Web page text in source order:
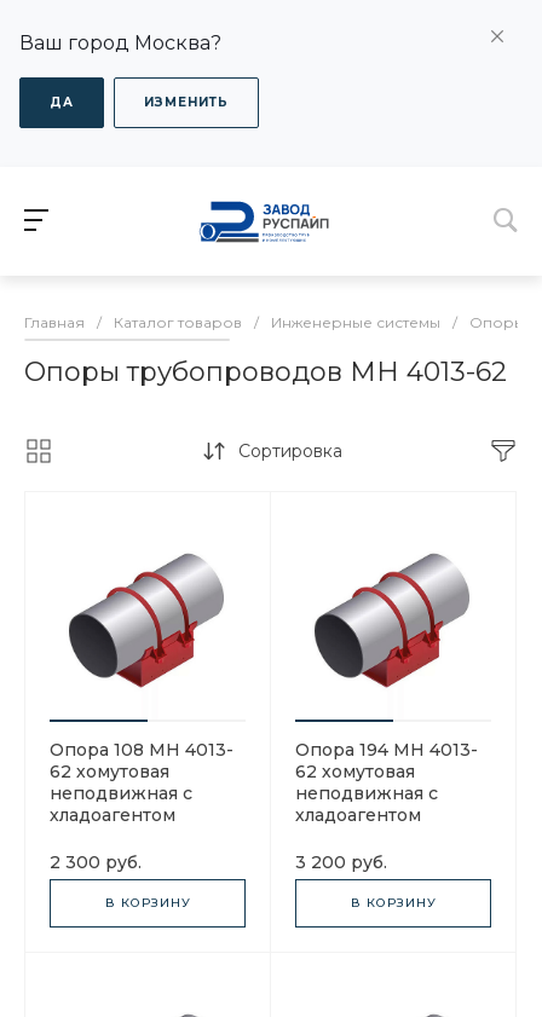
Ваш город Москва?
ДА ИЗМЕНИТЬ
Главная / Каталог товаров / Инженерные системы / Опоры
Опоры трубопроводов МН 4013-62
Сортировка
Опора 108 МН 4013-
62 хомутовая
неподвижная с
хладоагентом
2 300 руб.
В КОРЗИНУ
Опора 194 МН 4013-
62 хомутовая
неподвижная с
хладоагентом
3 200 руб.
В КОРЗИНУ